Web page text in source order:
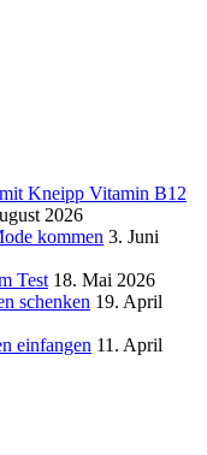
Kneipp Vitamin B12
2026
kommen 3. Juni
Test 18. Mai 2026
schenken 19. April
einfangen 11. April